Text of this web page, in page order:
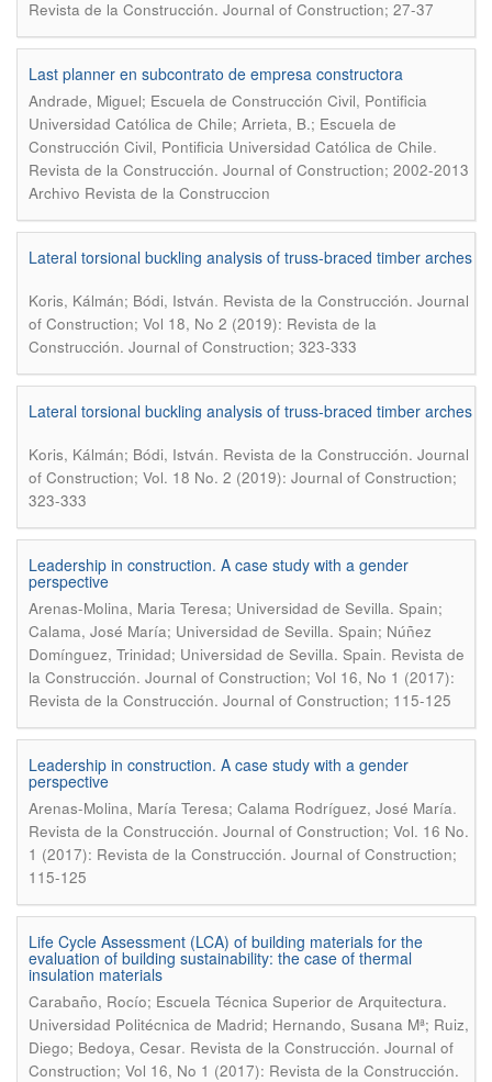
Revista de la Construcción. Journal of Construction; 27-37
Last planner en subcontrato de empresa constructora
Andrade, Miguel; Escuela de Construcción Civil, Pontificia
Universidad Católica de Chile; Arrieta, B.; Escuela de
Construcción Civil, Pontificia Universidad Católica de Chile.
Revista de la Construcción. Journal of Construction; 2002-2013
Archivo Revista de la Construccion
Lateral torsional buckling analysis of truss-braced timber arches
Koris, Kálmán; Bódi, István. Revista de la Construcción. Journal
of Construction; Vol 18, No 2 (2019): Revista de la
Construcción. Journal of Construction; 323-333
Lateral torsional buckling analysis of truss-braced timber arches
Koris, Kálmán; Bódi, István. Revista de la Construcción. Journal
of Construction; Vol. 18 No. 2 (2019): Journal of Construction;
323-333
Leadership in construction. A case study with a gender
perspective
Arenas-Molina, Maria Teresa; Universidad de Sevilla. Spain;
Calama, José María; Universidad de Sevilla. Spain; Núñez
Domínguez, Trinidad; Universidad de Sevilla. Spain. Revista de
la Construcción. Journal of Construction; Vol 16, No 1 (2017):
Revista de la Construcción. Journal of Construction; 115-125
Leadership in construction. A case study with a gender
perspective
Arenas-Molina, María Teresa; Calama Rodríguez, José María.
Revista de la Construcción. Journal of Construction; Vol. 16 No.
1 (2017): Revista de la Construcción. Journal of Construction;
115-125
Life Cycle Assessment (LCA) of building materials for the
evaluation of building sustainability: the case of thermal
insulation materials
Carabaño, Rocío; Escuela Técnica Superior de Arquitectura.
Universidad Politécnica de Madrid; Hernando, Susana Mª; Ruiz,
Diego; Bedoya, Cesar. Revista de la Construcción. Journal of
Construction; Vol 16, No 1 (2017): Revista de la Construcción.